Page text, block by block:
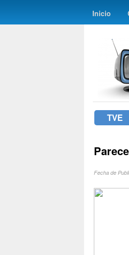
Inicio
TVE
Fecha de